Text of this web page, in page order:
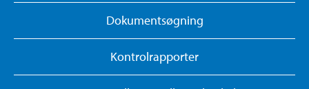
Dokumentsøgning
Kontrolrapporter